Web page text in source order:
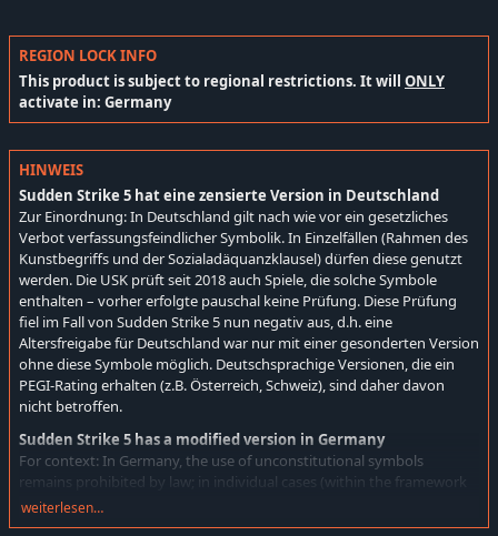
REGION LOCK INFO
This product is subject to regional restrictions. It will ONLY
activate in: Germany
HINWEIS
Sudden Strike 5 hat eine zensierte Version in Deutschland
Zur Einordnung: In Deutschland gilt nach wie vor ein gesetzliches
Verbot verfassungsfeindlicher Symbolik. In Einzelfällen (Rahmen des
Kunstbegriffs und der Sozialadäquanzklausel) dürfen diese genutzt
werden. Die USK prüft seit 2018 auch Spiele, die solche Symbole
enthalten – vorher erfolgte pauschal keine Prüfung. Diese Prüfung
fiel im Fall von Sudden Strike 5 nun negativ aus, d.h. eine
Altersfreigabe für Deutschland war nur mit einer gesonderten Version
ohne diese Symbole möglich. Deutschsprachige Versionen, die ein
PEGI-Rating erhalten (z.B. Österreich, Schweiz), sind daher davon
nicht betroffen.
Sudden Strike 5 has a modified version in Germany
For context: In Germany, the use of unconstitutional symbols
remains prohibited by law; in individual cases (within the framework
of artistic expression and the social adequacy clause), their use may
be permitted. Since 2018, the USK has decided to review games that
weiterlesen…